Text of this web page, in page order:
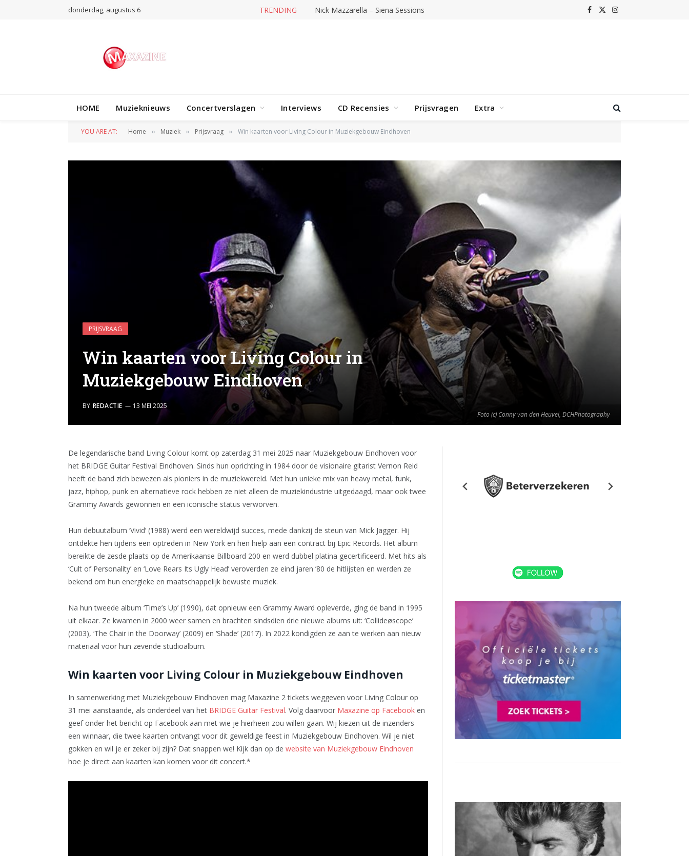
donderdag, augustus 6 TRENDING Nick Mazzarella – Siena Sessions Facebook
X
Instagram
HOME Muzieknieuws Concertverslagen Interviews CD Recensies Prijsvragen Extra
YOU ARE AT: Home » Muziek » Prijsvraag » Win kaarten voor Living Colour in Muziekgebouw Eindhoven
Foto (c) Conny van den Heuvel, DCHPhotography
PRIJSVRAAG
Win kaarten voor Living Colour in
Muziekgebouw Eindhoven
BY REDACTIE 13 MEI 2025
De legendarische band Living Colour komt op zaterdag 31 mei 2025 naar Muziekgebouw Eindhoven voor
het BRIDGE Guitar Festival Eindhoven. Sinds hun oprichting in 1984 door de visionaire gitarist Vernon Reid
heeft de band zich bewezen als pioniers in de muziekwereld. Met hun unieke mix van heavy metal, funk,
jazz, hiphop, punk en alternatieve rock hebben ze niet alleen de muziekindustrie uitgedaagd, maar ook twee
Grammy Awards gewonnen en een iconische status verworven.
Hun debuutalbum ‘Vivid’ (1988) werd een wereldwijd succes, mede dankzij de steun van Mick Jagger. Hij
ontdekte hen tijdens een optreden in New York en hen hielp aan een contract bij Epic Records. Het album
bereikte de zesde plaats op de Amerikaanse Billboard 200 en werd dubbel platina gecertificeerd. Met hits als
‘Cult of Personality’ en ‘Love Rears Its Ugly Head’ veroverden ze eind jaren ’80 de hitlijsten en werden ze
bekend om hun energieke en maatschappelijk bewuste muziek.
Na hun tweede album ‘Time’s Up’ (1990), dat opnieuw een Grammy Award opleverde, ging de band in 1995
uit elkaar. Ze kwamen in 2000 weer samen en brachten sindsdien drie nieuwe albums uit: ‘Collideøscope’
(2003), ‘The Chair in the Doorway’ (2009) en ‘Shade’ (2017). In 2022 kondigden ze aan te werken aan nieuw
materiaal voor hun zevende studioalbum.
Win kaarten voor Living Colour in Muziekgebouw Eindhoven
In samenwerking met Muziekgebouw Eindhoven mag Maxazine 2 tickets weggeven voor Living Colour op
31 mei aanstaande, als onderdeel van het BRIDGE Guitar Festival. Volg daarvoor Maxazine op Facebook en
geef onder het bericht op Facebook aan met wie je hierheen zou willen gaan. Wij kiezen uit de inzenders
een winnaar, die twee kaarten ontvangt voor dit geweldige feest in Muziekgebouw Eindhoven. Wil je niet
gokken en wil je er zeker bij zijn? Dat snappen we! Kijk dan op de website van Muziekgebouw Eindhoven
hoe je direct aan kaarten kan komen voor dit concert.*